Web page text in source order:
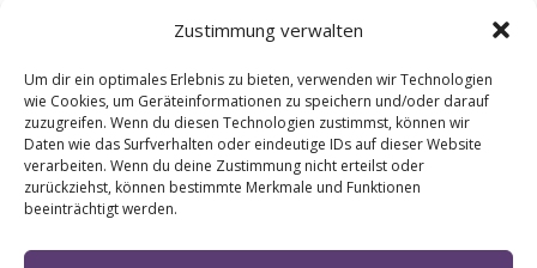
Zustimmung verwalten
Um dir ein optimales Erlebnis zu bieten, verwenden wir Technologien
wie Cookies, um Geräteinformationen zu speichern und/oder darauf
zuzugreifen. Wenn du diesen Technologien zustimmst, können wir
Daten wie das Surfverhalten oder eindeutige IDs auf dieser Website
verarbeiten. Wenn du deine Zustimmung nicht erteilst oder
zurückziehst, können bestimmte Merkmale und Funktionen
beeinträchtigt werden.
0
KOMMENTARE
Hinterlasse einen Kommentar
An der Diskussion beteiligen?